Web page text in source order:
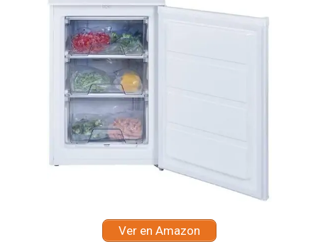
Ver en Amazon